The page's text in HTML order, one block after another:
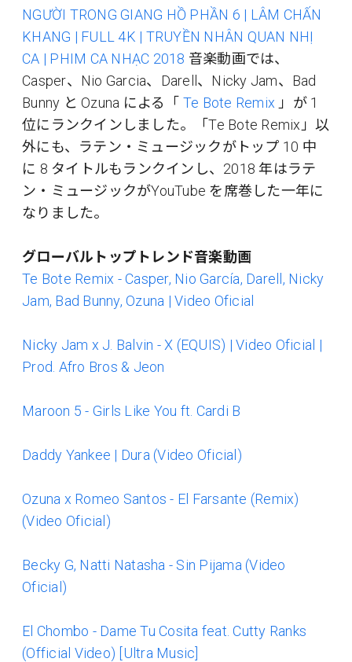
NGƯỜI TRONG GIANG HỒ PHẦN 6 | LÂM CHẤN
KHANG | FULL 4K | TRUYỀN NHÂN QUAN NHỊ
CA | PHIM CA NHẠC 2018 音楽動画では、
Casper、Nio Garcia、Darell、Nicky Jam、Bad
Bunny と Ozuna による「 Te Bote Remix 」が 1
位にランクインしました。「Te Bote Remix」以
外にも、ラテン・ミュージックがトップ 10 中
に 8 タイトルもランクインし、2018 年はラテ
ン・ミュージックがYouTube を席巻した一年に
なりました。
グローバルトップトレンド音楽動画
Te Bote Remix - Casper, Nio García, Darell, Nicky
Jam, Bad Bunny, Ozuna | Video Oficial
Nicky Jam x J. Balvin - X (EQUIS) | Video Oficial |
Prod. Afro Bros & Jeon
Maroon 5 - Girls Like You ft. Cardi B
Daddy Yankee | Dura (Video Oficial)
Ozuna x Romeo Santos - El Farsante (Remix)
(Video Oficial)
Becky G, Natti Natasha - Sin Pijama (Video
Oficial)
El Chombo - Dame Tu Cosita feat. Cutty Ranks
(Official Video) [Ultra Music]